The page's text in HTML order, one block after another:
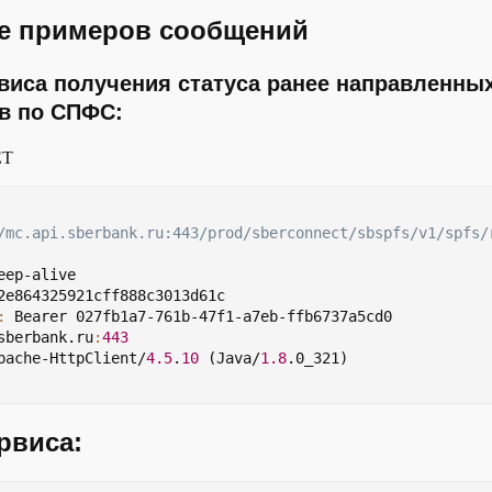
Try again later
Gateway Timeout
примеров сообщений
получения статуса ранее
по СПФС:
prod/sberconnect/sbspfs/v1/spfs/
alive
Bearer 027fb1a7-761b-47f1-a7eb-ffb6737a5cd0
:443
HttpClient/4.5. 10 (Java/1.8.0_321)